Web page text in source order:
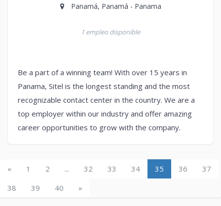
Panamá, Panamá - Panama
1 empleo disponible
Be a part of a winning team! With over 15 years in
Panama, Sitel is the longest standing and the most
recognizable contact center in the country. We are a
top employer within our industry and offer amazing
career opportunities to grow with the company.
« 1 2 ... 32 33 34 35 36
37
38
39 40 »